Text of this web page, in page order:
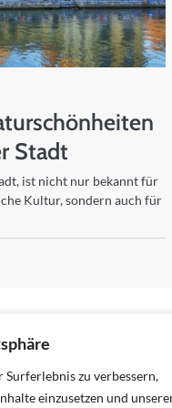
zu verbessern,
einzusetzen und
Stadt
ist nicht nur bekannt für
Kultur, sondern auch für